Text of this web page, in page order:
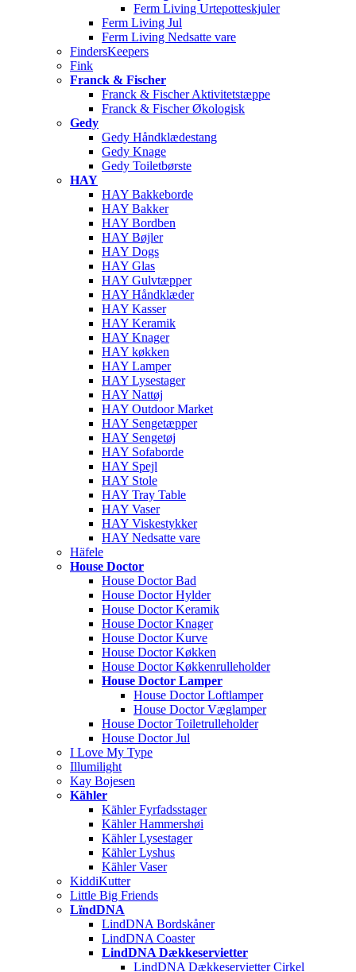
Ferm Living Urtepotteskjuler
Ferm Living Jul
Ferm Living Nedsatte vare
FindersKeepers
Fink
Franck & Fischer
Franck & Fischer Aktivitetstæppe
Franck & Fischer Økologisk
Gedy
Gedy Håndklædestang
Gedy Knage
Gedy Toiletbørste
HAY
HAY Bakkeborde
HAY Bakker
HAY Bordben
HAY Bøjler
HAY Dogs
HAY Glas
HAY Gulvtæpper
HAY Håndklæder
HAY Kasser
HAY Keramik
HAY Knager
HAY køkken
HAY Lamper
HAY Lysestager
HAY Nattøj
HAY Outdoor Market
HAY Sengetæpper
HAY Sengetøj
HAY Sofaborde
HAY Spejl
HAY Stole
HAY Tray Table
HAY Vaser
HAY Viskestykker
HAY Nedsatte vare
Häfele
House Doctor
House Doctor Bad
House Doctor Hylder
House Doctor Keramik
House Doctor Knager
House Doctor Kurve
House Doctor Køkken
House Doctor Køkkenrulleholder
House Doctor Lamper
House Doctor Loftlamper
House Doctor Væglamper
House Doctor Toiletrulleholder
House Doctor Jul
I Love My Type
Illumilight
Kay Bojesen
Kähler
Kähler Fyrfadsstager
Kähler Hammershøi
Kähler Lysestager
Kähler Lyshus
Kähler Vaser
KiddiKutter
Little Big Friends
LïndDNA
LindDNA Bordskåner
LindDNA Coaster
LindDNA Dækkeservietter
LindDNA Dækkeservietter Cirkel